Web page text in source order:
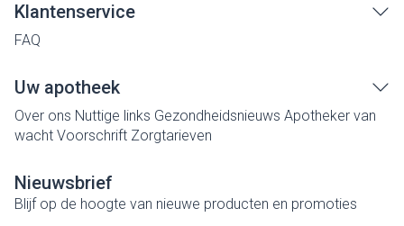
Klantenservice
FAQ
Uw apotheek
Over ons Nuttige links Gezondheidsnieuws Apotheker van
wacht Voorschrift Zorgtarieven
Nieuwsbrief
Blijf op de hoogte van nieuwe producten en promoties